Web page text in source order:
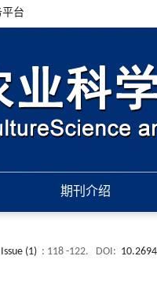
台
期刊介绍
Issue (1) : 118 -122. DOI: